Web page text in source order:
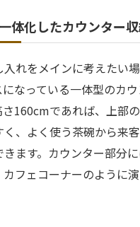
体化したカウンター
入れをメインに考えたい
になっている一体型のカ
さ160cmであれば、上部
く、よく使う茶碗から来
きます。カウンター部分
カフェコーナーのように